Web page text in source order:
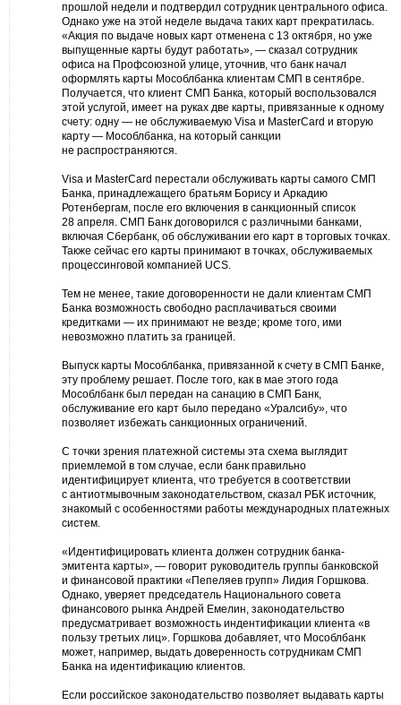
прошлой недели и подтвердил сотрудник центрального офиса.
Однако уже на этой неделе выдача таких карт прекратилась.
«Акция по выдаче новых карт отменена с 13 октября, но уже
выпущенные карты будут работать», — сказал сотрудник
офиса на Профсоюзной улице, уточнив, что банк начал
оформлять карты Мособлбанка клиентам СМП в сентябре.
Получается, что клиент СМП Банка, который воспользовался
этой услугой, имеет на руках две карты, привязанные к одному
счету: одну — не обслуживаемую Visa и MasterCard и вторую
карту — Мособлбанка, на который санкции
не распространяются.
Visa и MasterCard перестали обслуживать карты самого СМП
Банка, принадлежащего братьям Борису и Аркадию
Ротенбергам, после его включения в санкционный список
28 апреля. СМП Банк договорился с различными банками,
включая Сбербанк, об обслуживании его карт в торговых точках.
Также сейчас его карты принимают в точках, обслуживаемых
процессинговой компанией UCS.
Тем не менее, такие договоренности не дали клиентам СМП
Банка возможность свободно расплачиваться своими
кредитками — их принимают не везде; кроме того, ими
невозможно платить за границей.
Выпуск карты Мособлбанка, привязанной к счету в СМП Банке,
эту проблему решает. После того, как в мае этого года
Мособлбанк был передан на санацию в СМП Банк,
обслуживание его карт было передано «Уралсибу», что
позволяет избежать санкционных ограничений.
С точки зрения платежной системы эта схема выглядит
приемлемой в том случае, если банк правильно
идентифицирует клиента, что требуется в соответствии
с антиотмывочным законодательством, сказал РБК источник,
знакомый с особенностями работы международных платежных
систем.
«Идентифицировать клиента должен сотрудник банка-
эмитента карты», — говорит руководитель группы банковской
и финансовой практики «Пепеляев групп» Лидия Горшкова.
Однако, уверяет председатель Национального совета
финансового рынка Андрей Емелин, законодательство
предусматривает возможность индентификации клиента «в
пользу третьих лиц». Горшкова добавляет, что Мособлбанк
может, например, выдать доверенность сотрудникам СМП
Банка на идентификацию клиентов.
Если российское законодательство позволяет выдавать карты